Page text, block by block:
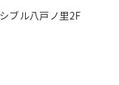
ブル八戸ノ里2F